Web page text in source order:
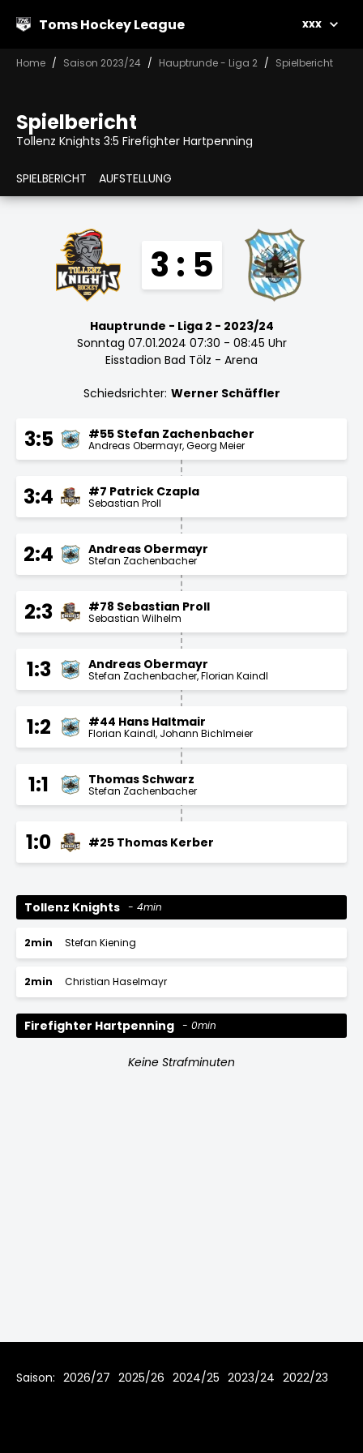
Toms Hockey League xxx
Home Saison 2023/24 Hauptrunde - Liga 2 Spielbericht
Spielbericht
Tollenz Knights 3:5 Firefighter Hartpenning
SPIELBERICHT AUFSTELLUNG
3 : 5
Hauptrunde - Liga 2 - 2023/24
Sonntag 07.01.2024 07:30 - 08:45 Uhr
Eisstadion Bad Tölz - Arena
Schiedsrichter: Werner Schäffler
3:5 #55 Stefan Zachenbacher
Andreas Obermayr Georg Meier
3:4 #7 Patrick Czapla
Sebastian Proll
2:4 Andreas Obermayr
Stefan Zachenbacher
2:3 #78 Sebastian Proll
Sebastian Wilhelm
1:3 Andreas Obermayr
Stefan Zachenbacher Florian Kaindl
1:2 #44 Hans Haltmair
Florian Kaindl Johann Bichlmeier
1:1 Thomas Schwarz
Stefan Zachenbacher
1:0 #25 Thomas Kerber
Tollenz Knights 4min
2min Stefan Kiening
2min Christian Haselmayr
Firefighter Hartpenning 0min
Keine Strafminuten
Saison: 2026/27 2025/26 2024/25 2023/24 2022/23